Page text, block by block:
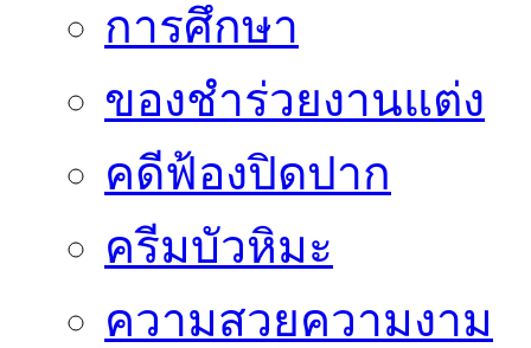
การศึกษา
ของชำร่วยงานแต่ง
คดีฟ้องปิดปาก
ครีมบัวหิมะ
ความสวยความงาม